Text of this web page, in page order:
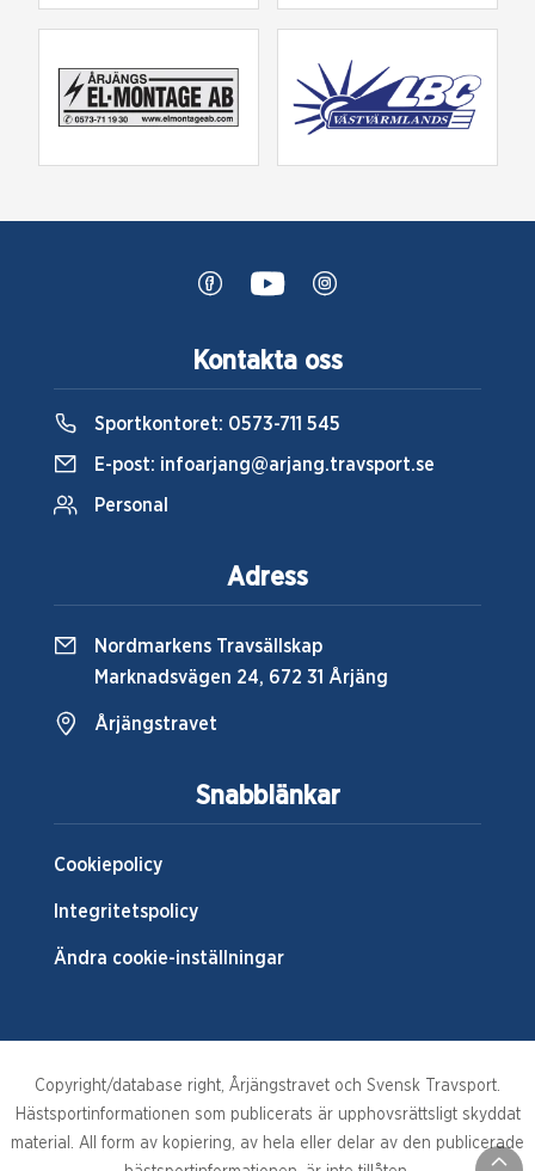
Snabblänkar
Cookiepolicy
Integritetspolicy
Ändra cookie-inställningar
Kontakta oss
Sportkontoret: 0573-711 545
E-post: infoarjang@arjang.travsport.se
Personal
Adress
Nordmarkens Travsällskap
Marknadsvägen 24, 672 31 Årjäng
Årjängstravet
Copyright/database right, Årjängstravet och Svensk Travsport.
Hästsportinformationen som publicerats är upphovsrättsligt skyddat
material. All form av kopiering, av hela eller delar av den publicerade